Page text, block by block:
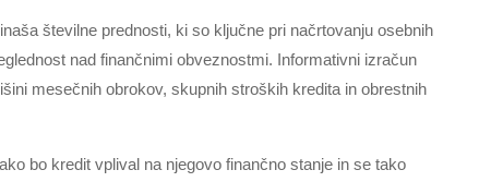
številne prednosti, ki so ključne pri načrtovanju osebnih
nad finančnimi obveznostmi. Informativni izračun
mesečnih obrokov, skupnih stroških kredita in obrestnih
bo kredit vplival na njegovo finančno stanje in se tako